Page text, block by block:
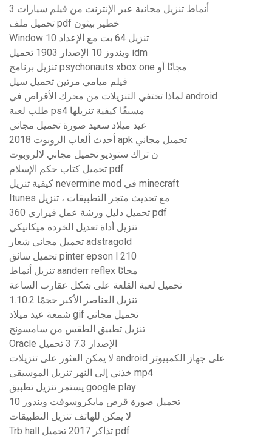
أنماط تنزيل مجانية عبر الإنترنت من فيلم سيارات 3
تحميل ملف pdf خطير بيثون
Window 10 تنزيل 64 بت مع الإعداد
ويندوز 10 الإصدار 1903 تحميل idm
تنزيل برنامج psychonauts xbox one مجانًا أو
فيلم ميامي مرتين تحميل سيل
لماذا تختفي التنزيلات من محرك الأقراص في android
طلب لعبة ps4 مسبقًا كيفية تنزيلها
عيد ميلاد سعيد صورة تحميل مجاني
أحدث ألعاب الروبوت 2018 apk تحميل مجاني
ن تراك ستوديو تحميل مجاني لالروبوت
تحميل كتاب حكم الإسلام pdf
كيفية تنزيل nevermine mod في minecraft
Itunes مع تحديث متجر التطبيقات ، تنزيل
تحميل دليل ورشة عمل فيراري 360 pdf
تنزيل أداة تعديل الخردة ميكانيكي
تحميل مجاني شعار adstragold
تحميل سائق pinter epson l 210
تنزيل أنماط aanderr reflex مجانًا
تحميل لعبة القلعة على شكل عقارب الساعة
تنزيل العناصر الأكبر حجمًا 1.10.2
شمعة عيد ميلاد gif تحميل مجاني
تنزيل تطبيق الطقس من سامسونج
Oracle الإصدار 7.3 3 تحميل
لا يمكن العثور على تنزيلات android على جهاز الكمبيوتر
خذني إلى النهر تنزيل الموسيقى mp4
يستمر تنزيل تطبيق google play
تحميل صورة قرص مايكروسوفت ويندوز 10
لا يمكن للهاتف تنزيل التطبيقات
Trb hall تذاكر 2017 تحميل pdf